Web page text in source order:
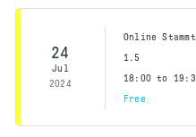
24
Jul
2024
Online
1.5
18:00 to
Free